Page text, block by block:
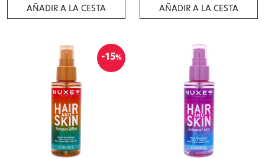
AÑADIR A LA CESTA AÑADIR A LA CESTA
-15%